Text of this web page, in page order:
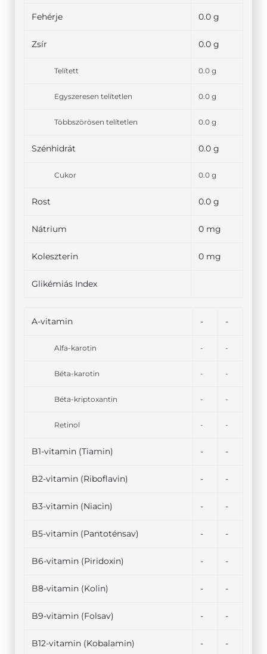
Fehérje 0.0 g
Zsír 0.0 g
Telített 0.0 g
Egyszeresen telítetlen 0.0 g
Többszörösen telítetlen 0.0 g
Szénhidrát 0.0 g
Cukor 0.0 g
Rost 0.0 g
Nátrium 0 mg
Koleszterin 0 mg
Glikémiás Index
A-vitamin - -
Alfa-karotin - -
Béta-karotin - -
Béta-kriptoxantin - -
Retinol - -
B1-vitamin (Tiamin) - -
B2-vitamin (Riboflavin) - -
B3-vitamin (Niacin) - -
B5-vitamin (Pantoténsav) - -
B6-vitamin (Piridoxin) - -
B8-vitamin (Kolin) - -
B9-vitamin (Folsav) - -
B12-vitamin (Kobalamin) - -